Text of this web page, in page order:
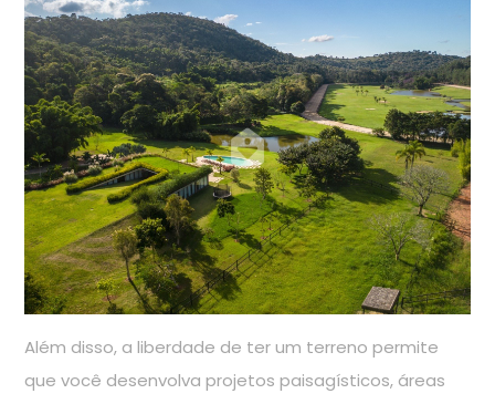
Além disso, a liberdade de ter um terreno permite
que você desenvolva projetos paisagísticos, áreas